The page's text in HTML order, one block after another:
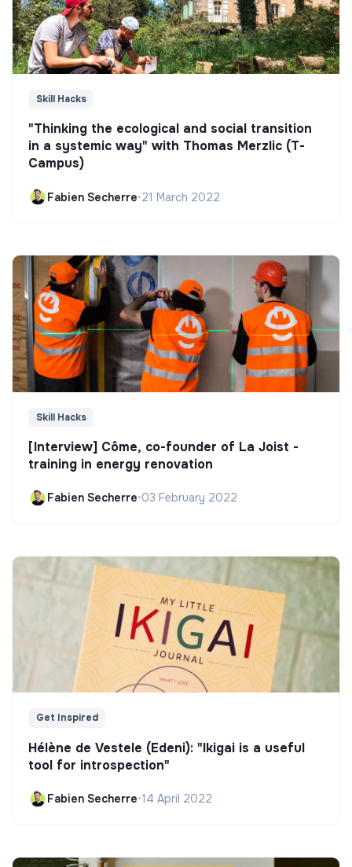
Skill Hacks
"Thinking the ecological and social transition
in a systemic way" with Thomas Merzlic (T-
Campus)
Fabien Secherre•21 March 2022
Skill Hacks
[Interview] Côme, co-founder of La Joist -
training in energy renovation
Fabien Secherre•03 February 2022
Get Inspired
Hélène de Vestele (Edeni): "Ikigai is a useful
tool for introspection"
Fabien Secherre•14 April 2022